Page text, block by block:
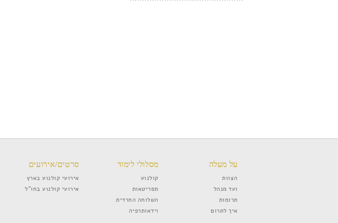
על מעלה
הצוות
ועד מנהל
תרומות
איך לתרום
מסלולי לימוד
קולנוע
תסריטאות
השלוחה החרדית
וידאותרפיה
סרטים/אירועים
אירועי קולנוע בארץ
אירועי קולנוע בחו”ל